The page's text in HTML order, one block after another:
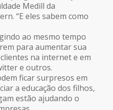
Medill da
“E eles sabem como
ao mesmo tempo
para aumentar sua
na internet e em
e outros.
ficar surpresos em
a educação dos filhos,
estão ajudando o